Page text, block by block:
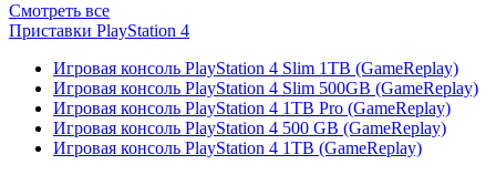
Смотреть все
Приставки PlayStation 4
Игровая консоль PlayStation 4 Slim 1TB (GameReplay)
Игровая консоль PlayStation 4 Slim 500GB (GameReplay)
Игровая консоль PlayStation 4 1TB Pro (GameReplay)
Игровая консоль PlayStation 4 500 GB (GameReplay)
Игровая консоль PlayStation 4 1TB (GameReplay)